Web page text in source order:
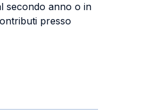
secondo anno o in
presso